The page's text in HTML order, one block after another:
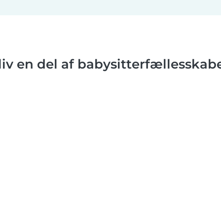
en del af